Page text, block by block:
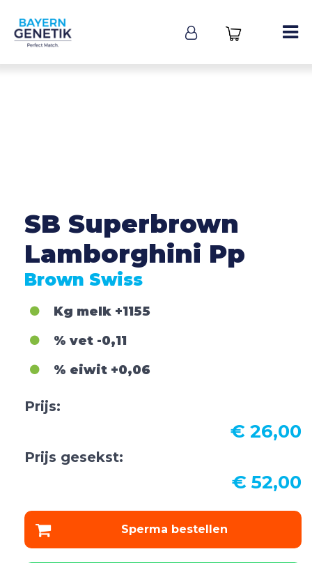
SB Superbrown
Lamborghini Pp
Brown Swiss
Kg melk +1155
% vet -0,11
% eiwit +0,06
Prijs:
€ 26,00
Prijs gesekst:
€ 52,00
Sperma bestellen